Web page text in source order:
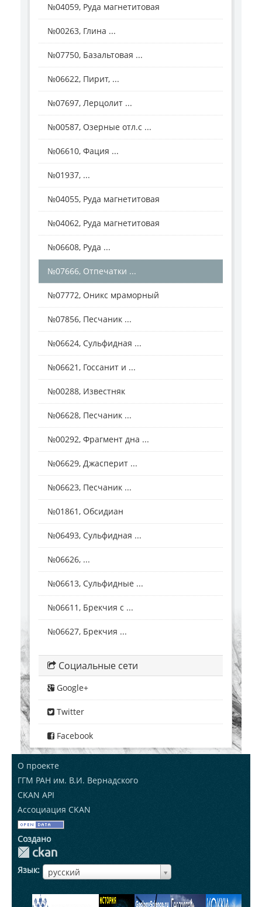
№04059, Руда магнетитовая
№00263, Глина ...
№07750, Базальтовая ...
№06622, Пирит, ...
№07697, Лерцолит ...
№00587, Озерные отл.с ...
№06610, Фация ...
№01937, ...
№04055, Руда магнетитовая
№04062, Руда магнетитовая
№06608, Руда ...
№07666, Отпечатки ...
№07772, Оникс мраморный
№07856, Песчаник ...
№06624, Сульфидная ...
№06621, Госсанит и ...
№00288, Известняк
№06628, Песчаник ...
№00292, Фрагмент дна ...
№06629, Джасперит ...
№06623, Песчаник ...
№01861, Обсидиан
№06493, Сульфидная ...
№06626, ...
№06613, Сульфидные ...
№06611, Брекчия с ...
№06627, Брекчия ...
Социальные сети
Google+
Twitter
Facebook
О проекте
ГГМ РАН им. В.И. Вернадского
CKAN API
Ассоциация CKAN
Создано
Язык русский
ЯзыкЯзык